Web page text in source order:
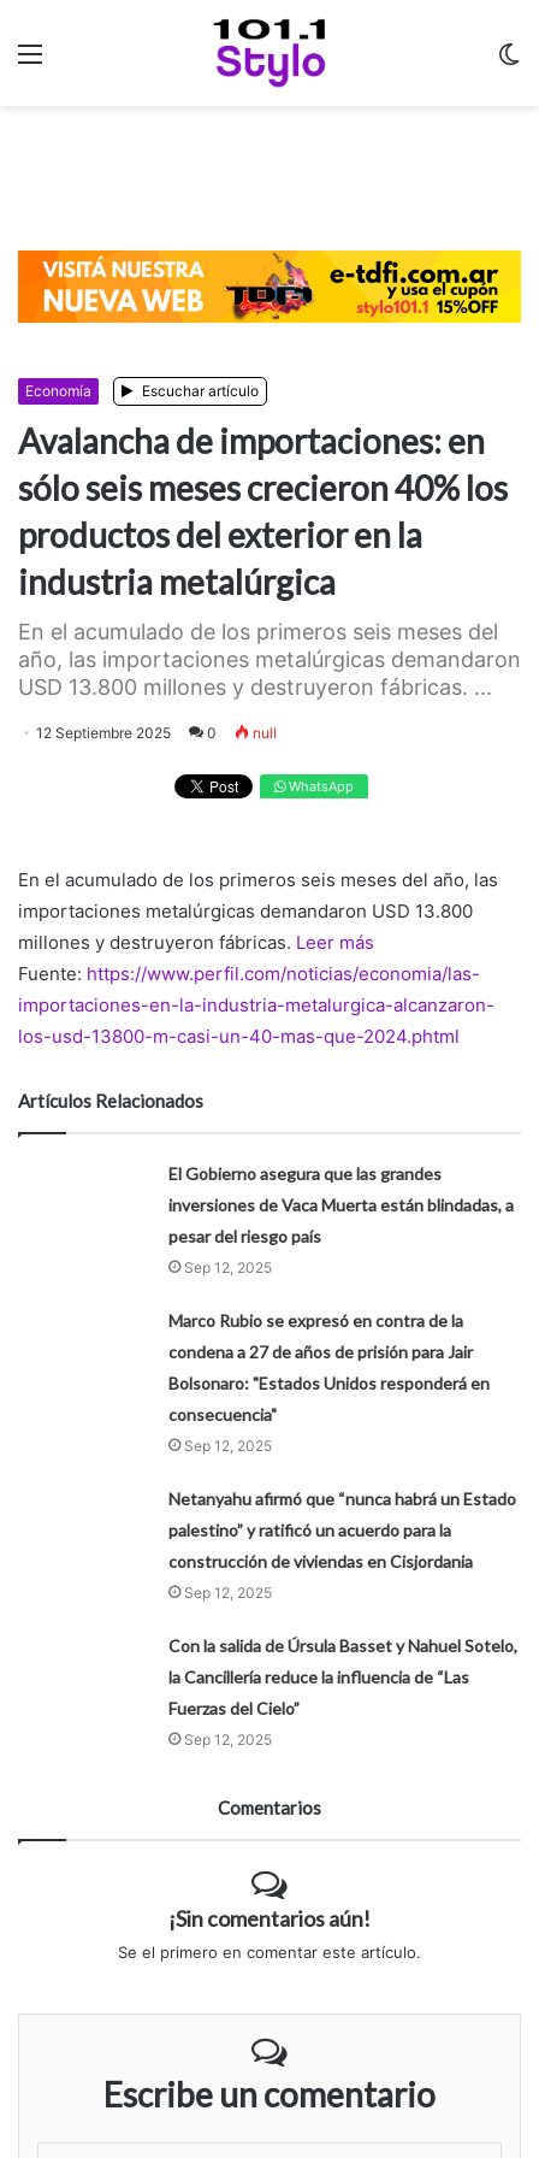
Economía Escuchar artículo
Avalancha de importaciones: en
sólo seis meses crecieron 40% los
productos del exterior en la
industria metalúrgica
En el acumulado de los primeros seis meses del
año, las importaciones metalúrgicas demandaron
USD 13.800 millones y destruyeron fábricas. ...
12 Septiembre 2025 0 null
WhatsApp
En el acumulado de los primeros seis meses del año, las
importaciones metalúrgicas demandaron USD 13.800
millones y destruyeron fábricas. Leer más
Fuente: https://www.perfil.com/noticias/economia/las-
importaciones-en-la-industria-metalurgica-alcanzaron-
los-usd-13800-m-casi-un-40-mas-que-2024.phtml
Artículos Relacionados
El Gobierno asegura que las grandes
inversiones de Vaca Muerta están blindadas, a
pesar del riesgo país
Sep 12, 2025
Marco Rubio se expresó en contra de la
condena a 27 de años de prisión para Jair
Bolsonaro: "Estados Unidos responderá en
consecuencia"
Sep 12, 2025
Netanyahu afirmó que “nunca habrá un Estado
palestino” y ratificó un acuerdo para la
construcción de viviendas en Cisjordania
Sep 12, 2025
Con la salida de Úrsula Basset y Nahuel Sotelo,
la Cancillería reduce la influencia de “Las
Fuerzas del Cielo”
Sep 12, 2025
Comentarios
¡Sin comentarios aún!
Se el primero en comentar este artículo.
Escribe un comentario